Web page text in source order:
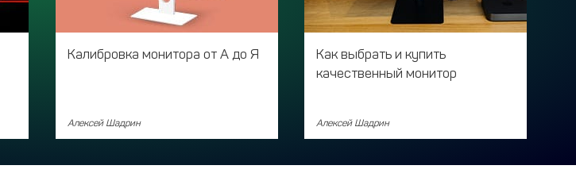
Калибровка монитора от А до Я
Алексей Шадрин
Как выбрать и купить
качественный монитор
Алексей Шадрин